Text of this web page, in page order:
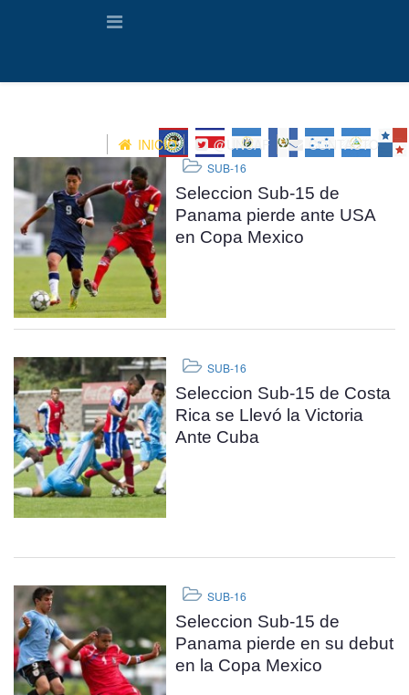
INICIO @UNCAF CONTACTO
SUB-16
Seleccion Sub-15 de
Panama pierde ante USA
en Copa Mexico
SUB-16
Seleccion Sub-15 de Costa
Rica se Llevó la Victoria
Ante Cuba
SUB-16
Seleccion Sub-15 de
Panama pierde en su debut
en la Copa Mexico